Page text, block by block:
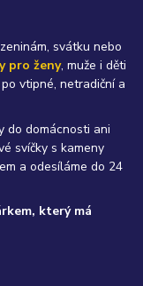
svátku nebo
pro ženy, muže i děti
vtipné, netradiční a
do domácnosti ani
svíčky s kameny
a odesíláme do 24
který má